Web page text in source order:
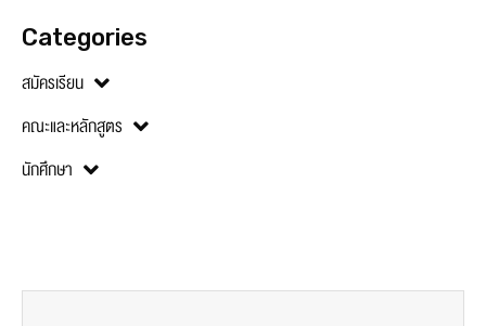
Categories
สมัครเรียน
คณะและหลักสูตร
นักศึกษา